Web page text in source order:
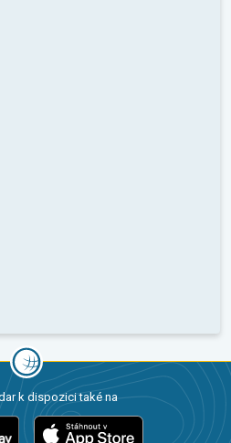
k dispozici také na